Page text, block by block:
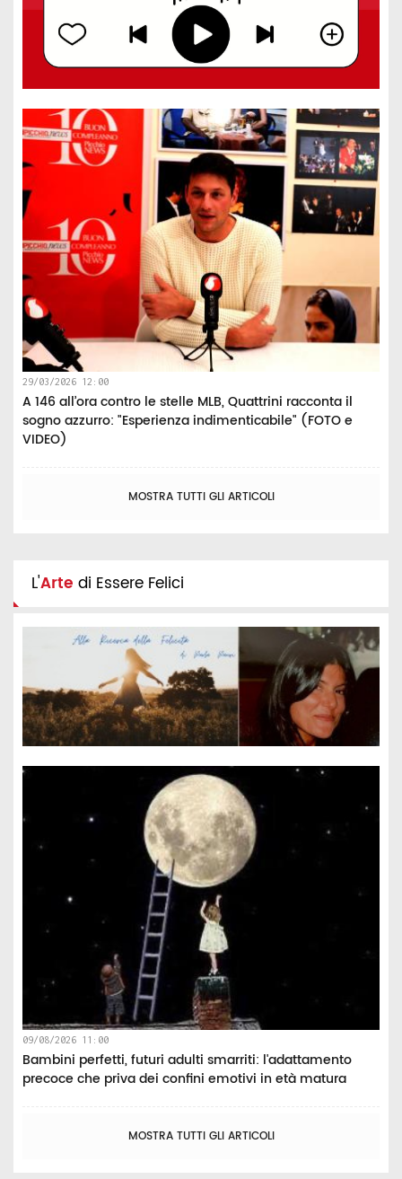
29/03/2026 12:00
A 146 all’ora contro le stelle MLB, Quattrini racconta il
sogno azzurro: "Esperienza indimenticabile" (FOTO e
VIDEO)
MOSTRA TUTTI GLI ARTICOLI
L'Arte di Essere Felici
09/08/2026 11:00
Bambini perfetti, futuri adulti smarriti: l'adattamento
precoce che priva dei confini emotivi in età matura
MOSTRA TUTTI GLI ARTICOLI